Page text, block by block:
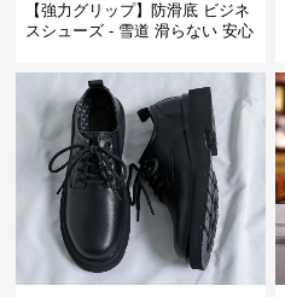
【強力グリップ】防滑底 ビジネ
スシューズ - 雪道 滑らない 安心